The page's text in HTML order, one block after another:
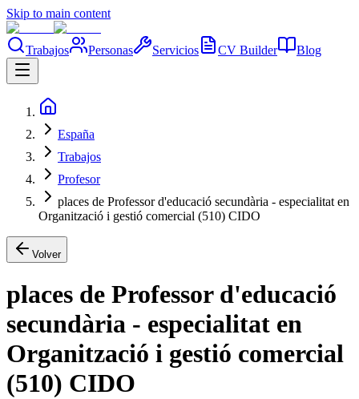
Skip to main content
Trabajos Personas Servicios CV Builder Blog
España
Trabajos
Profesor
places de Professor d'educació secundària - especialitat en
Organització i gestió comercial (510) CIDO
Volver
places de Professor d'educació
secundària - especialitat en
Organització i gestió comercial
(510) CIDO